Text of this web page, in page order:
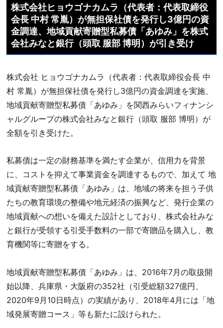
株式会社ヒョウゴナカムラ（代表者：代表取締役
会長 中村 常胤）が無担保社債を発行し3億円の資
金調達、地域貢献寄贈型私募債「あゆみ」を株式
会社みなと銀行（頭取 服部 博明）が引き受け
株式会社 ヒョウゴナカムラ（代表者：代表取締役会長 中
村 常胤）が無担保社債を発行し3億円の資金調達を実施、
地域貢献寄贈型私募債「あゆみ」を関西みらいフィナンシ
ャルグループの株式会社みなと銀行（頭取 服部 博明）が
全額を引き受けた。
私募債は一定の財務基準を満たす企業が、信用力を背景
に、コストを抑えて事業資金を調達するもので、加えて 地
域貢献寄贈型私募債「あゆみ」は、地域の将来を担う子供
たちの教育環境の整備や地元経済の振興など、発行企業の
地域貢献への想いを備えた設計としており、株式会社みな
と銀行が受領する引受手数料の一部で寄贈品を購入し、教
育機関等に寄贈をする。
地域貢献寄贈型私募債「あゆみ」は、2016年7月の取扱開
始以降、兵庫県・大阪府の352社（引受総額327億円、
2020年9月10日時点）の実績があり、2018年4月には「地
域発展寄贈コース」等も新たに設けられた。